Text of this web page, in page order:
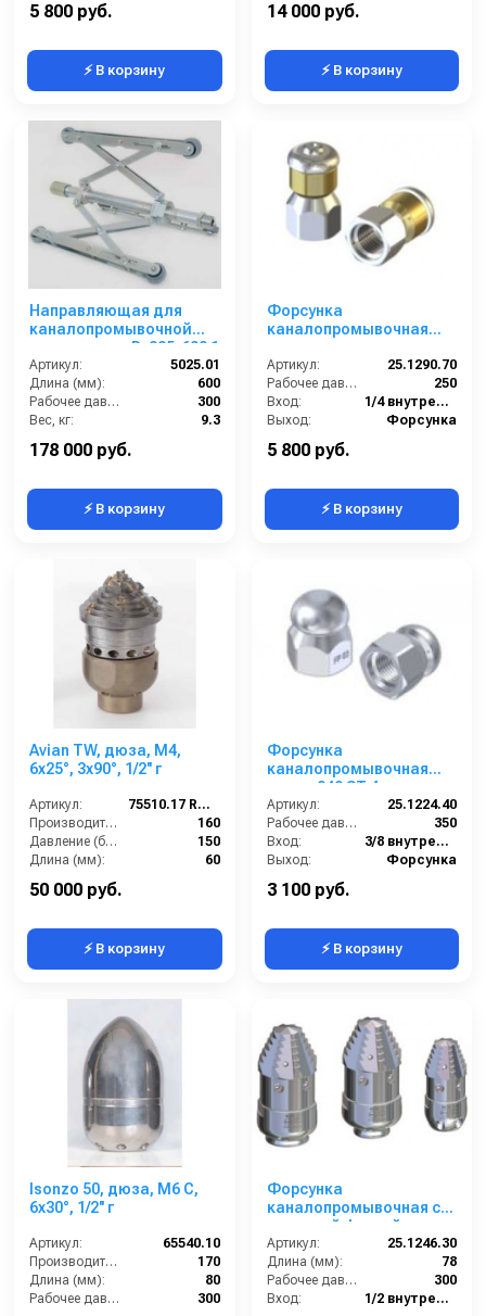
5 800 руб.
⚡ В корзину
14 000 руб.
⚡ В корзину
Направляющая для
каналопромывочной
насадки для D. 225-600 1
Г - 1 Ш
Артикул:
5025.01
Длина (мм):
600
Рабочее давление (бар):
300
Вес, кг:
9.3
178 000 руб.
⚡ В корзину
Форсунка
каналопромывочная
070; вход 1/4г; бой 3R
Артикул:
25.1290.70
Рабочее давление (бар):
250
Вход:
1/4 внутренняя резьба
Выход:
Форсунка
5 800 руб.
⚡ В корзину
Avian TW, дюза, M4,
6x25°, 3x90°, 1/2'' г
Артикул:
75510.17 RTW
Производительность (л/мин):
160
Давление (бар):
150
Длина (мм):
60
50 000 руб.
⚡ В корзину
Форсунка
каналопромывочная
сопло 040 ST 4; вход
3/8г; бой 3RХ1F
Артикул:
25.1224.40
Рабочее давление (бар):
350
Вход:
3/8 внутренняя резьба
Выход:
Форсунка
3 100 руб.
⚡ В корзину
Isonzo 50, дюза, M6 C,
6x30°, 1/2'' г
Артикул:
65540.10
Производительность (л/мин):
170
Длина (мм):
80
Рабочее давление (бар):
300
Форсунка
каналопромывочная с
роторной фрезой сопло
30; вход 1/2г; бой 6Rх4S
Артикул:
25.1246.30
Длина (мм):
78
Рабочее давление (бар):
300
Вход:
1/2 внутренняя резьба